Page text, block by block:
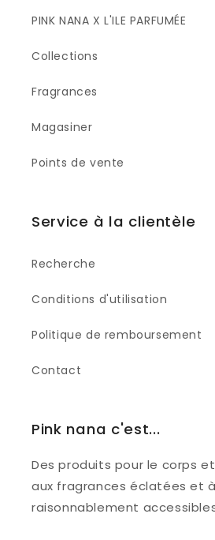
PINK NANA X L'ILE PARFUMÉE
Collections
Fragrances
Magasiner
Points de vente
Service à la clientèle
Recherche
Conditions d'utilisation
Politique de remboursement
Contact
Pink nana c'est...
Des produits pour le corps
aux fragrances éclatées et
raisonnablement